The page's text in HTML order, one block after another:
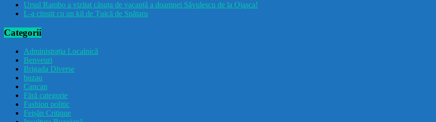
Ursul Rambo a vizitat căsuța de vacanță a doamnei Săvulescu de la Ojasca!
L-a cinstit cu un kil de Țuică de Spătaru
Categorii
Administrația Localnică
Benveuri
Brigada Diverse
buzau
Cancan
Fără categorie
Fashion politic
Feișăn Critique